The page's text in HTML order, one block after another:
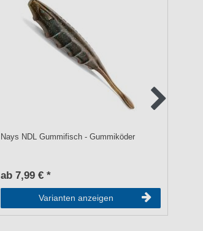
Nays NDL Gummifisch - Gummiköder
ab 7,99 € *
Varianten anzeigen